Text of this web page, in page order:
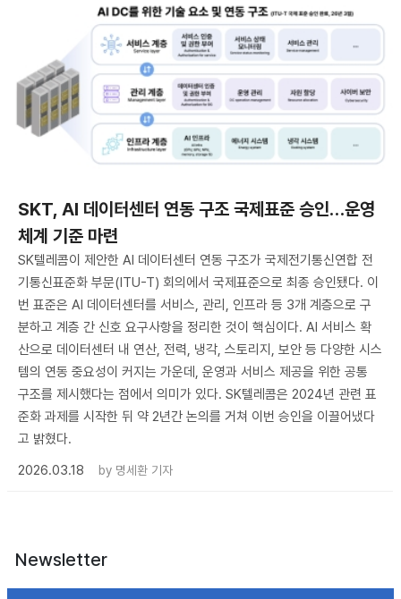
SKT, AI 데이터센터 연동 구조 국제표준 승인…운영
체계 기준 마련
SK텔레콤이 제안한 AI 데이터센터 연동 구조가 국제전기통신연합 전
기통신표준화 부문(ITU-T) 회의에서 국제표준으로 최종 승인됐다. 이
번 표준은 AI 데이터센터를 서비스, 관리, 인프라 등 3개 계층으로 구
분하고 계층 간 신호 요구사항을 정리한 것이 핵심이다. AI 서비스 확
산으로 데이터센터 내 연산, 전력, 냉각, 스토리지, 보안 등 다양한 시스
템의 연동 중요성이 커지는 가운데, 운영과 서비스 제공을 위한 공통
구조를 제시했다는 점에서 의미가 있다. SK텔레콤은 2024년 관련 표
준화 과제를 시작한 뒤 약 2년간 논의를 거쳐 이번 승인을 이끌어냈다
고 밝혔다.
2026.03.18
by 명세환 기자
Newsletter